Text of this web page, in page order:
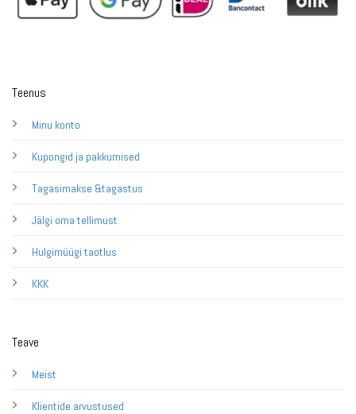
Teenus
Minu konto
Kupongid ja pakkumised
Tagasimakse &tagastus
Jälgi oma tellimust
Hulgimüügi taotlus
KKK
Teave
Meist
Klientide arvustused